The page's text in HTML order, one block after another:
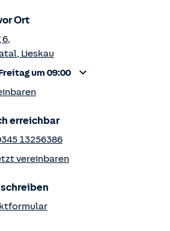
Ort
6,
, Lieskau
um 09:00
erreichbar
13256386
vereinbaren